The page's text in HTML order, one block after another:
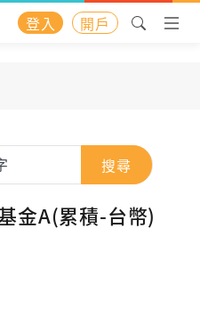
登入 開戶
搜尋
金A(累積-台幣)